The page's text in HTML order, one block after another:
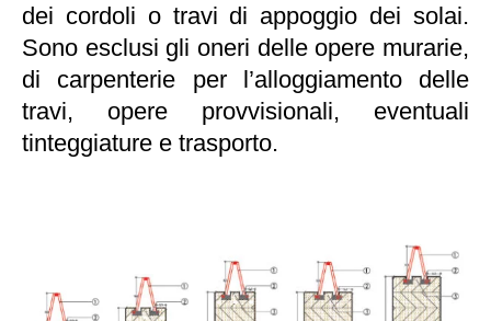
dei cordoli o travi di appoggio dei solai.
Sono esclusi gli oneri delle opere murarie,
di carpenterie per l’alloggiamento delle
travi, opere provvisionali, eventuali
tinteggiature e trasporto.